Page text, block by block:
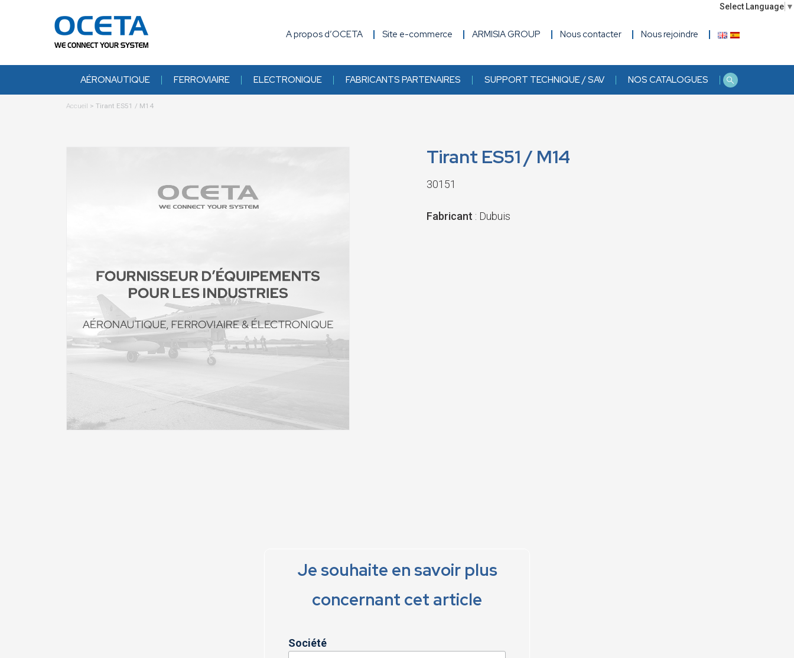
Select Language ▼
A propos d’OCETA Site e-commerce ARMISIA GROUP Nous contacter Nous rejoindre
AÉRONAUTIQUE FERROVIAIRE ELECTRONIQUE FABRICANTS PARTENAIRES SUPPORT TECHNIQUE / SAV NOS CATALOGUES
Accueil > Tirant ES51 / M14
Tirant ES51 / M14
30151
Fabricant : Dubuis
Je souhaite en savoir plus
concernant cet article
Société